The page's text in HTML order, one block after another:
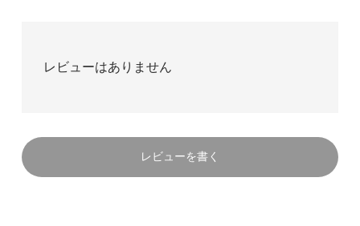
レビューはありません
レビューを書く